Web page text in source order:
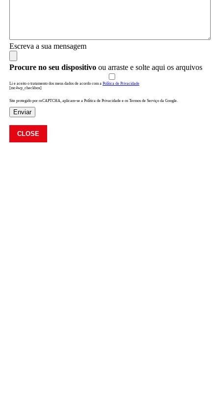
Escreva a sua mensagem
Procure no seu dispositivoou arraste e solte aqui os arquivos
Li e aceito o tratamento dos meus dados de acordo com a Política de Privacidade
[mc4wp_checkbox]
Site protegido por reCAPTCHA, aplicam-se a Política de Privacidade e os Termos de Serviço da Google.
Enviar
CLOSE